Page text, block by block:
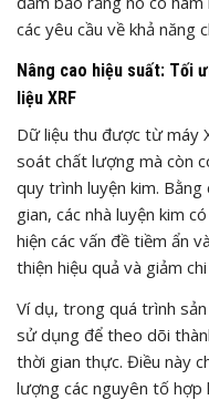
các yêu cầu về khả năng
Nâng cao hiệu suất: Tối
liệu XRF
Dữ liệu thu được từ máy
soát chất lượng mà còn
quy trình luyện kim.
gian, các nhà luyện kim
hiện các vấn đề tiềm ẩn
thiện hiệu quả và giảm chi
Ví dụ, trong quá trình
sử dụng để theo dõi
thời gian thực. Điều này
lượng các nguyên tố